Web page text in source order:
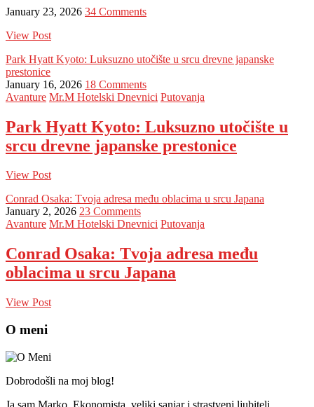
January 23, 2026 34 Comments
View Post
Park Hyatt Kyoto: Luksuzno utočište u srcu drevne japanske
prestonice
January 16, 2026 18 Comments
Avanture Mr.M Hotelski Dnevnici Putovanja
Park Hyatt Kyoto: Luksuzno utočište u
srcu drevne japanske prestonice
View Post
Conrad Osaka: Tvoja adresa među oblacima u srcu Japana
January 2, 2026 23 Comments
Avanture Mr.M Hotelski Dnevnici Putovanja
Conrad Osaka: Tvoja adresa među
oblacima u srcu Japana
View Post
O meni
Dobrodošli na moj blog!
Ja sam Marko. Ekonomista, veliki sanjar i strastveni ljubitelj